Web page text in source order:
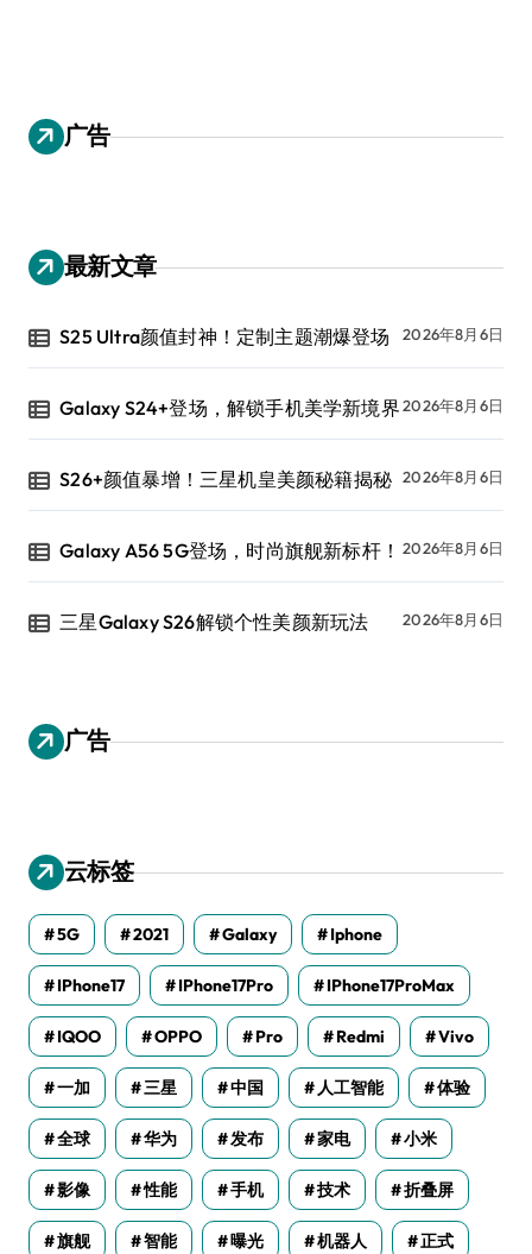
广告
最新文章
S25 Ultra颜值封神！定制主题潮爆登场 2026年8月6日
Galaxy S24+登场，解锁手机美学新境界2026年8月6日
S26+颜值暴增！三星机皇美颜秘籍揭秘 2026年8月6日
Galaxy A56 5G登场，时尚旗舰新标杆！ 2026年8月6日
三星Galaxy S26解锁个性美颜新玩法 2026年8月6日
广告
云标签
5G 2021 Galaxy Iphone
IPhone17 IPhone17Pro IPhone17ProMax
IQOO OPPO Pro Redmi Vivo
一加 三星 中国 人工智能 体验
全球 华为 发布 家电 小米
影像 性能 手机 技术 折叠屏
旗舰 智能 曝光 机器人 正式